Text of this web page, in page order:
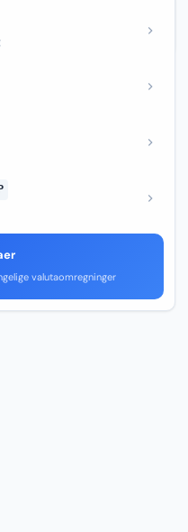
valutaomregninger